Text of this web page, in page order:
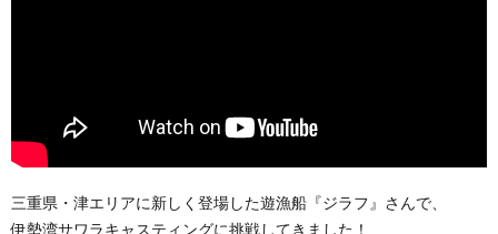
三重県・津エリアに新しく登場した遊漁船『ジラフ』さんで、
伊勢湾サワラキャスティングに挑戦してきました！